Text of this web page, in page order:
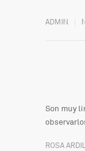
ADMIN
Son muy
ROSA